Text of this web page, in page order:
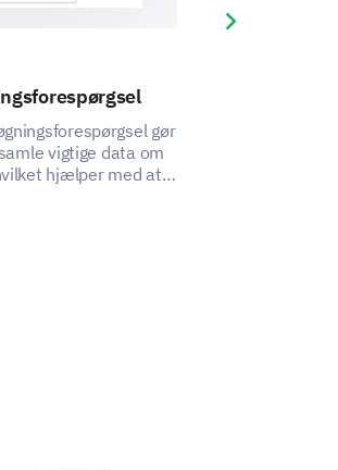
for
gør
vigtige data om
hjælper med at
Next slide